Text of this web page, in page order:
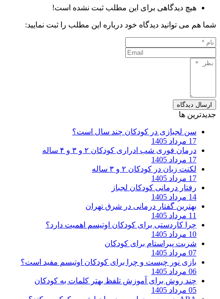
هیچ دیدگاهی برای این مطلب ثبت نشده است!
شما هم می توانید دیدگاه خود درباره این مطلب را ثبت نمایید:
ارسال دیدگاه
جدیدترین ها
سن لجبازی در کودکان چند سال است؟
17 مرداد 1405
درمان فوری شب ادراری کودکان ۲ و ۳ و ۴ ساله
17 مرداد 1405
لکنت زبان در کودکان ۲ و ۳ ساله
17 مرداد 1405
رفتار درمانی کودکان لجباز
14 مرداد 1405
بهترین گفتار درمانی در شرق تهران
11 مرداد 1405
چرا کاردستی برای کودکان اوتیسم اهمیت دارد؟
10 مرداد 1405
شربت پیراستام برای کودکان
07 مرداد 1405
بازی نور چیست و چرا برای کودکان اوتیسم مفید است؟
06 مرداد 1405
چند روش برای آموزش تلفظ بهتر کلمات به کودکان
05 مرداد 1405